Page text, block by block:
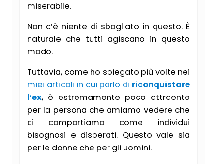
miserabile.
Non c’è niente di sbagliato in questo. È
naturale che tutti agiscano in questo
modo.
Tuttavia, come ho spiegato più volte nei
miei articoli in cui parlo di riconquistare
l’ex, è estremamente poco attraente
per la persona che amiamo vedere che
ci comportiamo come individui
bisognosi e disperati. Questo vale sia
per le donne che per gli uomini.